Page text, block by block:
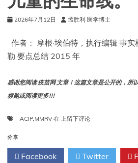
2026年7月12日 孟胜利 医学博士
作者： 摩根·埃伯特，执行编辑 事实
勒 要点总结 2015 年
感谢您阅读 疫苗网 文章！这篇文章是公开的，所
标题或阅读更多!!!
ACIP,MMRV 在 ACIP
了
MMRV
上留下评论
分享
Facebook Twitter